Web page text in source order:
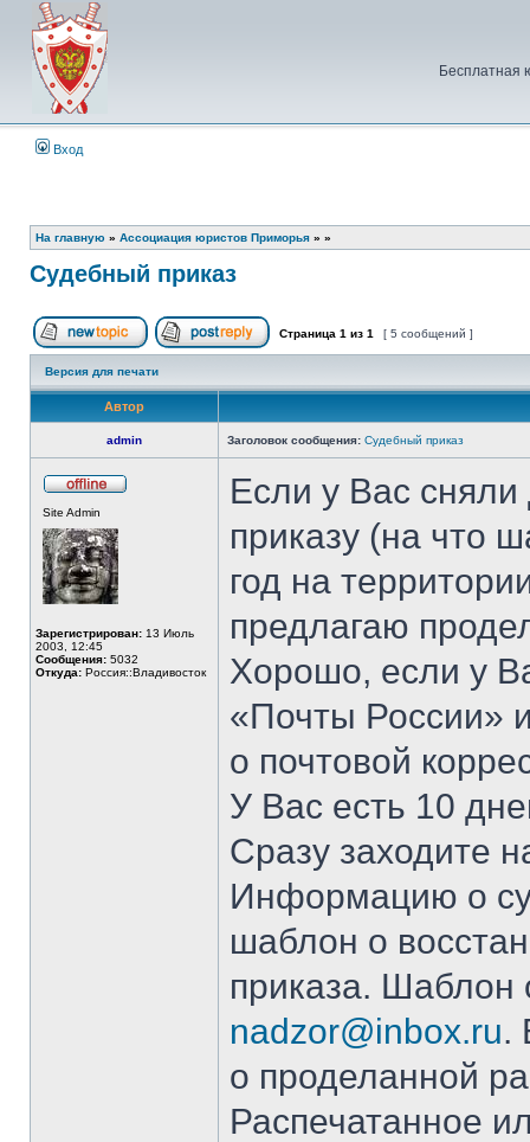
Бесплатная
Вход
На главную » Ассоциация юристов Приморья » »
Судебный приказ
Начать новую тему Ответить на тему
Страница 1 из 1 [ 5 сообщений ]
Версия для печати
Автор
admin Заголовок сообщения: Судебный приказ
Site Admin
Зарегистрирован: 13 Июль
2003, 12:45
Сообщения: 5032
Откуда: Россия::Владивосток
Если у Вас сняли
приказу (на что
год на
предлагаю
Хорошо, если у
«Почты России»
о почтовой
У Вас есть 10
Сразу заходите
Информацию о
шаблон о
приказа. Шаблон
nadzor@inbox.ru.
о проделанной
Распечатанное